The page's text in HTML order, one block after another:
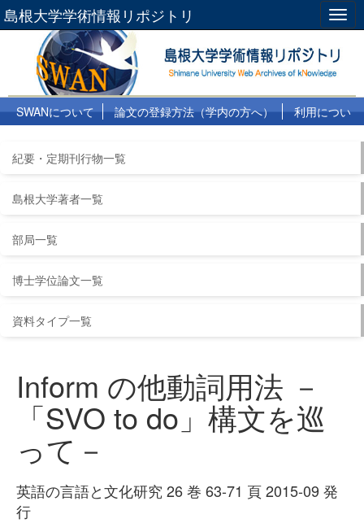
島根大学学術情報リポジトリ
SWANについて 論文の登録方法（学内の方へ）
利用につい
紀要・定期刊行物一覧
島根大学著者一覧
部局一覧
博士学位論文一覧
資料タイプ一覧
Inform の他動詞用法 －
「SVO to do」構文を巡
って－
英語の言語と文化研究 26 巻 63-71 頁 2015-09 発
行